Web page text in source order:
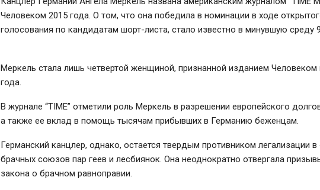
Человеком 2015 года. О том, что она победила в номинации в ходе
голосования по кандидатам шорт-листа, стало известно в минувшую среду
Меркель стала лишь четвертой женщиной, признанной изданием Человеком
года.
В журнале “TIME” отметили роль Меркель в разрешении европейского
а также ее вклад в помощь тысячам прибывших в Германию беженцам.
Германский канцлер, однако, остается твердым противником легализации в
брачных союзов пар геев и лесбиянок. Она неоднократно отвергала
закона о брачном равноправии.